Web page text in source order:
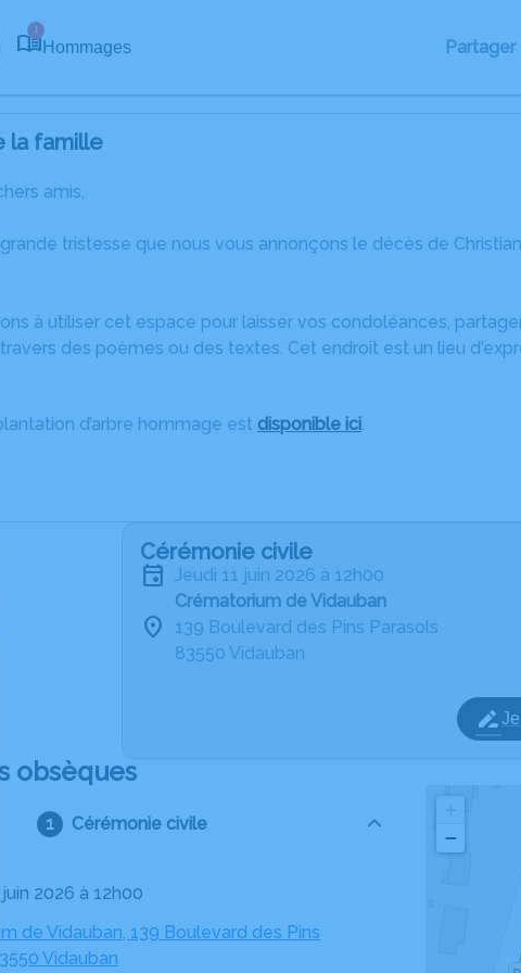
1
Hommages Partager
la famille
amis,
grande tristesse que nous vous annonçons le décès de
à utiliser cet espace pour laisser vos condoléances,
des poèmes ou des textes. Cet endroit est un lieu
d’arbre hommage est disponible ici.
Cérémonie civile
jeudi 11 juin 2026 à 12h00
Crématorium de Vidauban
139 Boulevard des Pins Parasols
83550 Vidauban
obsèques
Cérémonie civile
juin 2026 à 12h00
de Vidauban, 139 Boulevard des Pins
Vidauban
−